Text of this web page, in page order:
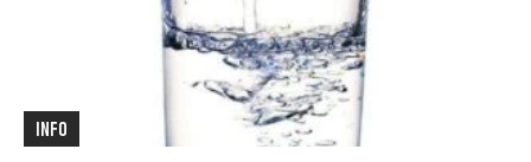
INFO